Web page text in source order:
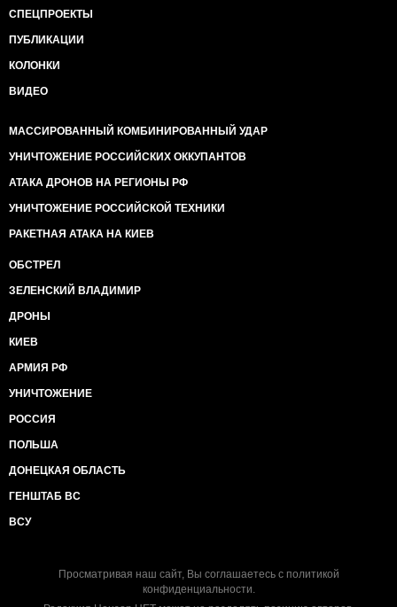
СПЕЦПРОЕКТЫ
ПУБЛИКАЦИИ
КОЛОНКИ
ВИДЕО
МАССИРОВАННЫЙ КОМБИНИРОВАННЫЙ УДАР
УНИЧТОЖЕНИЕ РОССИЙСКИХ ОККУПАНТОВ
АТАКА ДРОНОВ НА РЕГИОНЫ РФ
УНИЧТОЖЕНИЕ РОССИЙСКОЙ ТЕХНИКИ
РАКЕТНАЯ АТАКА НА КИЕВ
ОБСТРЕЛ
ЗЕЛЕНСКИЙ ВЛАДИМИР
ДРОНЫ
КИЕВ
АРМИЯ РФ
УНИЧТОЖЕНИЕ
РОССИЯ
ПОЛЬША
ДОНЕЦКАЯ ОБЛАСТЬ
ГЕНШТАБ ВС
ВСУ
Просматривая наш сайт, Вы соглашаетесь с политикой
конфиденциальности.